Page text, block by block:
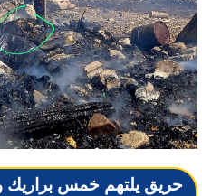
حريق يلتهم خمس براريك